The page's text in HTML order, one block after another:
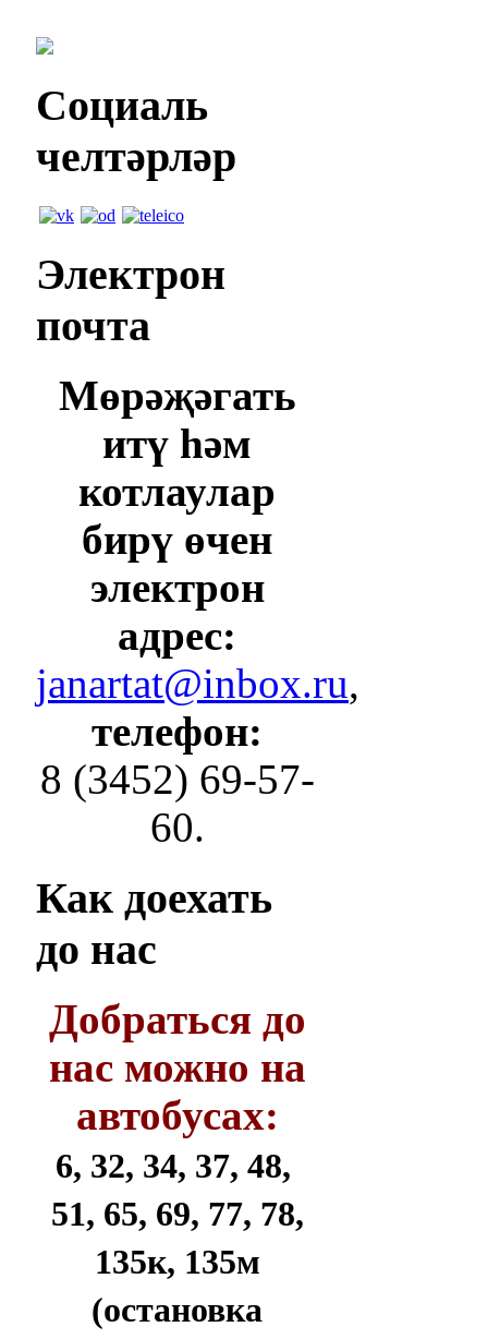
Социаль
челтәрләр
Электрон
почта
Мөрәҗәгать
итү һәм
котлаулар
бирү өчен
электрон
адрес:
janartat@inbox.ru,
телефон:
8 (3452) 69-57-
60.
Как доехать
до нас
Добраться до
нас можно на
автобусах:
6, 32, 34, 37, 48,
51, 65, 69, 77, 78,
135к, 135м
(остановка